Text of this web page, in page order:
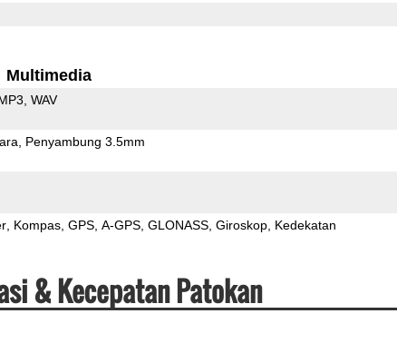
Multimedia
WAV
Penyambung 3.5mm
Kompas GPS A-GPS GLONASS Giroskop Kedekatan
& Kecepatan Patokan